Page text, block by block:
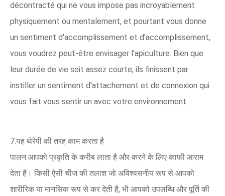
décontracté qui ne vous impose pas incroyablement
physiquement ou mentalement, et pourtant vous donne
un sentiment d'accomplissement et d'accomplissement,
vous voudrez peut-être envisager l'apiculture. Bien que
leur durée de vie soit assez courte, ils finissent par
instiller un sentiment d'attachement et de connexion qui
vous fait vous sentir un avec votre environnement.
7.यह थेरेपी की तरह काम करता है
पालन ​​आपको प्रकृति के करीब लाता है और करने के लिए काफी आराम
देता है। किसी ऐसी चीज की तलाश जो अविश्वसनीय रूप से आपको
शारीरिक या मानसिक रूप से कर देती है, भी आपको उपलब्धि और पूर्ति की